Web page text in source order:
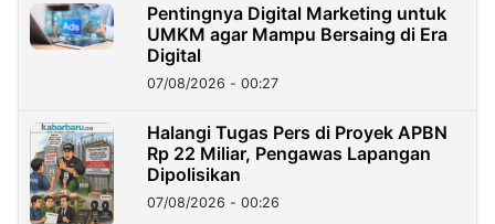
Pentingnya Digital Marketing untuk
UMKM agar Mampu Bersaing di Era
Digital
07/08/2026 - 00:27
Halangi Tugas Pers di Proyek APBN
Rp 22 Miliar, Pengawas Lapangan
Dipolisikan
07/08/2026 - 00:26